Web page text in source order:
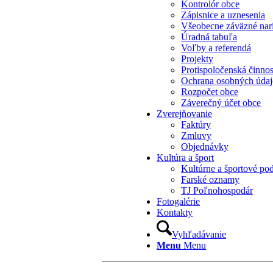
Kontrolór obce
Zápisnice a uznesenia
Všeobecne záväzné
Úradná tabuľa
Voľby a referendá
Projekty
Protispoločenská
Ochrana osobných
Rozpočet obce
Záverečný účet obce
Zverejňovanie
Faktúry
Zmluvy
Objednávky
Kultúra a šport
Kultúrne a športové
Farské oznamy
TJ Poľnohospodár
Fotogalérie
Kontakty
Vyhľadávanie
Menu Menu